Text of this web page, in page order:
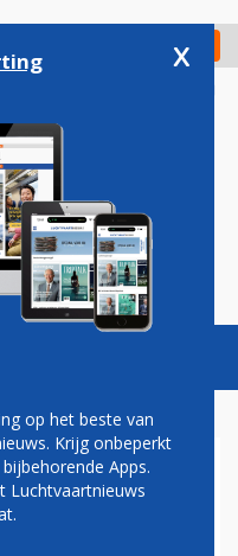
Check in
Vacatures
x
op het beste van
Krijg onbeperkt
Apps.
Luchtvaartnieuws